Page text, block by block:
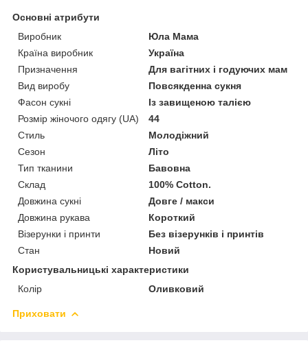
Основні атрибути
Виробник
Юла Мама
Країна виробник
Україна
Призначення
Для вагітних і годуючих мам
Вид виробу
Повсякденна сукня
Фасон сукні
Із завищеною талією
Розмір жіночого одягу (UA)
44
Стиль
Молодіжний
Сезон
Літо
Тип тканини
Бавовна
Склад
100% Cotton.
Довжина сукні
Довге / макси
Довжина рукава
Короткий
Візерунки і принти
Без візерунків і принтів
Стан
Новий
Користувальницькі характеристики
Колір
Оливковий
Приховати